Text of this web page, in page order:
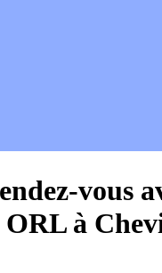
vous
ORL à